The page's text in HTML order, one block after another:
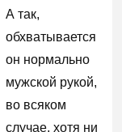
А так,
обхватывается
он нормально
мужской рукой,
во всяком
случае, хотя ни